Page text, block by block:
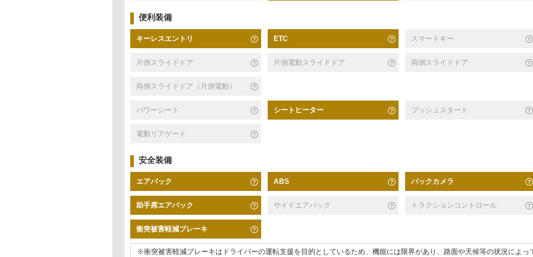
便利装備
キーレスエントリ ETC スマートキー
片側スライドドア 片側電動スライドドア 両側スライドドア
両側スライドドア（片側電動）
パワーシート シートヒーター プッシュスタート
電動リアゲート
安全装備
エアバック ABS バックカメラ
助手席エアバック サイドエアバック トラクションコントロール
衝突被害軽減ブレーキ
※衝突被害軽減ブレーキはドライバーの運転支援を目的としているため、機能には限界があり、路面や天候等の状況によっ